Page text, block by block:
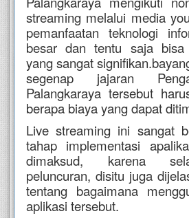
streaming melalui media
pemanfaatan teknologi
besar dan tentu saja bisa
yang sangat
segenap jajaran
Palangkaraya tersebut
berapa biaya yang dapat
Live streaming ini sangat
tahap implementasi
dimaksud, karena
peluncuran, disitu juga
tentang bagaimana
aplikasi tersebut.